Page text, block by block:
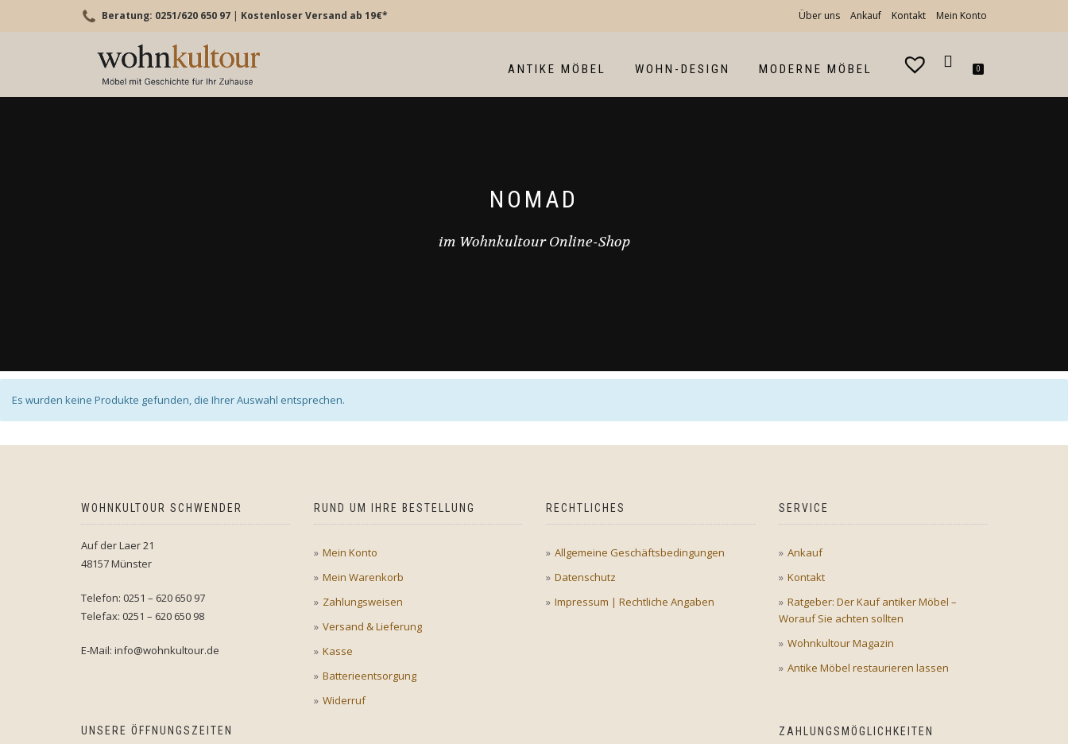
Beratung: 0251/620 650 97 | Kostenloser Versand ab 19€* Über uns Ankauf Kontakt Mein Konto
ANTIKE MÖBEL WOHN-DESIGN MODERNE MÖBEL 0
NOMAD
im Wohnkultour Online-Shop
Es wurden keine Produkte gefunden, die Ihrer Auswahl entsprechen.
WOHNKULTOUR SCHWENDER
Auf der Laer 21
48157 Münster
Telefon: 0251 – 620 650 97
Telefax: 0251 – 620 650 98
E-Mail: info@wohnkultour.de
UNSERE ÖFFNUNGSZEITEN
RUND UM IHRE BESTELLUNG
Mein Konto
Mein Warenkorb
Zahlungsweisen
Versand & Lieferung
Kasse
Batterieentsorgung
Widerruf
RECHTLICHES
Allgemeine Geschäftsbedingungen
Datenschutz
Impressum | Rechtliche Angaben
SERVICE
Ankauf
Kontakt
Ratgeber: Der Kauf antiker Möbel –
Worauf Sie achten sollten
Wohnkultour Magazin
Antike Möbel restaurieren lassen
ZAHLUNGSMÖGLICHKEITEN